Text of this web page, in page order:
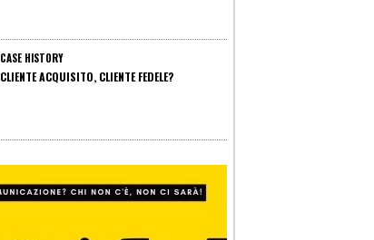
CASE HISTORY
CLIENTE ACQUISITO, CLIENTE FEDELE?